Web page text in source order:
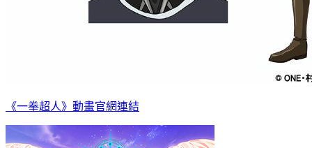
《一拳超人》動畫官網連結